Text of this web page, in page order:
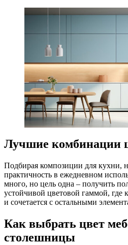
Лучшие комбинации
Подбирая композиции для кухни,
практичность в ежедневном
много, но цель одна – получить
устойчивой цветовой гаммой,
и сочетается с остальными
Как выбрать цвет
столешницы